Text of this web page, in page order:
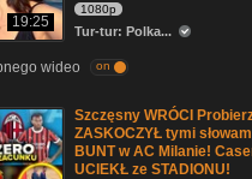
19:25
1080p
Tur-tur: Polka...
wideo on
Szczęsny WRÓCI
ZASKOCZYŁ tymi
BUNT w AC Milanie!
UCIEKŁ ze STADIONU!